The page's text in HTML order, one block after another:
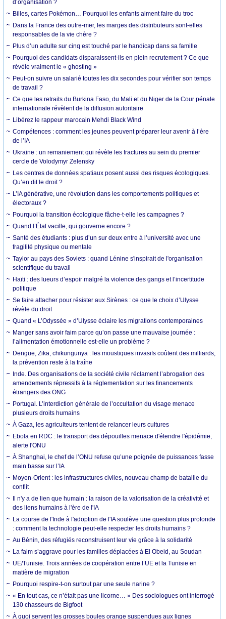
d’organisation ?
Billes, cartes Pokémon… Pourquoi les enfants aiment faire du troc
Dans la France des outre-mer, les marges des distributeurs sont-elles
responsables de la vie chère ?
Plus d’un adulte sur cinq est touché par le handicap dans sa famille
Pourquoi des candidats disparaissent-ils en plein recrutement ? Ce que
révèle vraiment le « ghosting »
Peut-on suivre un salarié toutes les dix secondes pour vérifier son temps
de travail ?
Ce que les retraits du Burkina Faso, du Mali et du Niger de la Cour pénale
internationale révèlent de la diffusion autoritaire
Libérez le rappeur marocain Mehdi Black Wind
Compétences : comment les jeunes peuvent préparer leur avenir à l’ère
de l’IA
Ukraine : un remaniement qui révèle les fractures au sein du premier
cercle de Volodymyr Zelensky
Les centres de données spatiaux posent aussi des risques écologiques.
Qu’en dit le droit ?
L’IA générative, une révolution dans les comportements politiques et
électoraux ?
Pourquoi la transition écologique fâche-t-elle les campagnes ?
Quand l’État vacille, qui gouverne encore ?
Santé des étudiants : plus d’un sur deux entre à l’université avec une
fragilité physique ou mentale
Taylor au pays des Soviets : quand Lénine s'inspirait de l'organisation
scientifique du travail
Haïti : des lueurs d’espoir malgré la violence des gangs et l’incertitude
politique
Se faire attacher pour résister aux Sirènes : ce que le choix d’Ulysse
révèle du droit
Quand « L’Odyssée » d’Ulysse éclaire les migrations contemporaines
Manger sans avoir faim parce qu’on passe une mauvaise journée :
l’alimentation émotionnelle est-elle un problème ?
Dengue, Zika, chikungunya : les moustiques invasifs coûtent des milliards,
la prévention reste à la traîne
Inde. Des organisations de la société civile réclament l’abrogation des
amendements répressifs à la réglementation sur les financements
étrangers des ONG
Portugal. L’interdiction générale de l’occultation du visage menace
plusieurs droits humains
À Gaza, les agriculteurs tentent de relancer leurs cultures
Ebola en RDC : le transport des dépouilles menace d'étendre l'épidémie,
alerte l'ONU
À Shanghai, le chef de l’ONU refuse qu’une poignée de puissances fasse
main basse sur l’IA
Moyen-Orient : les infrastructures civiles, nouveau champ de bataille du
conflit
Il n'y a de lien que humain : la raison de la valorisation de la créativité et
des liens humains à l'ère de l'IA
La course de l'Inde à l'adoption de l'IA soulève une question plus profonde
: comment la technologie peut-elle respecter les droits humains ?
Au Bénin, des réfugiés reconstruisent leur vie grâce à la solidarité
La faim s’aggrave pour les familles déplacées à El Obeid, au Soudan
UE/Tunisie. Trois années de coopération entre l’UE et la Tunisie en
matière de migration
Pourquoi respire-t-on surtout par une seule narine ?
« En tout cas, ce n’était pas une licorne… » Des sociologues ont interrogé
130 chasseurs de Bigfoot
À quoi servent les grosses boules orange suspendues aux lignes